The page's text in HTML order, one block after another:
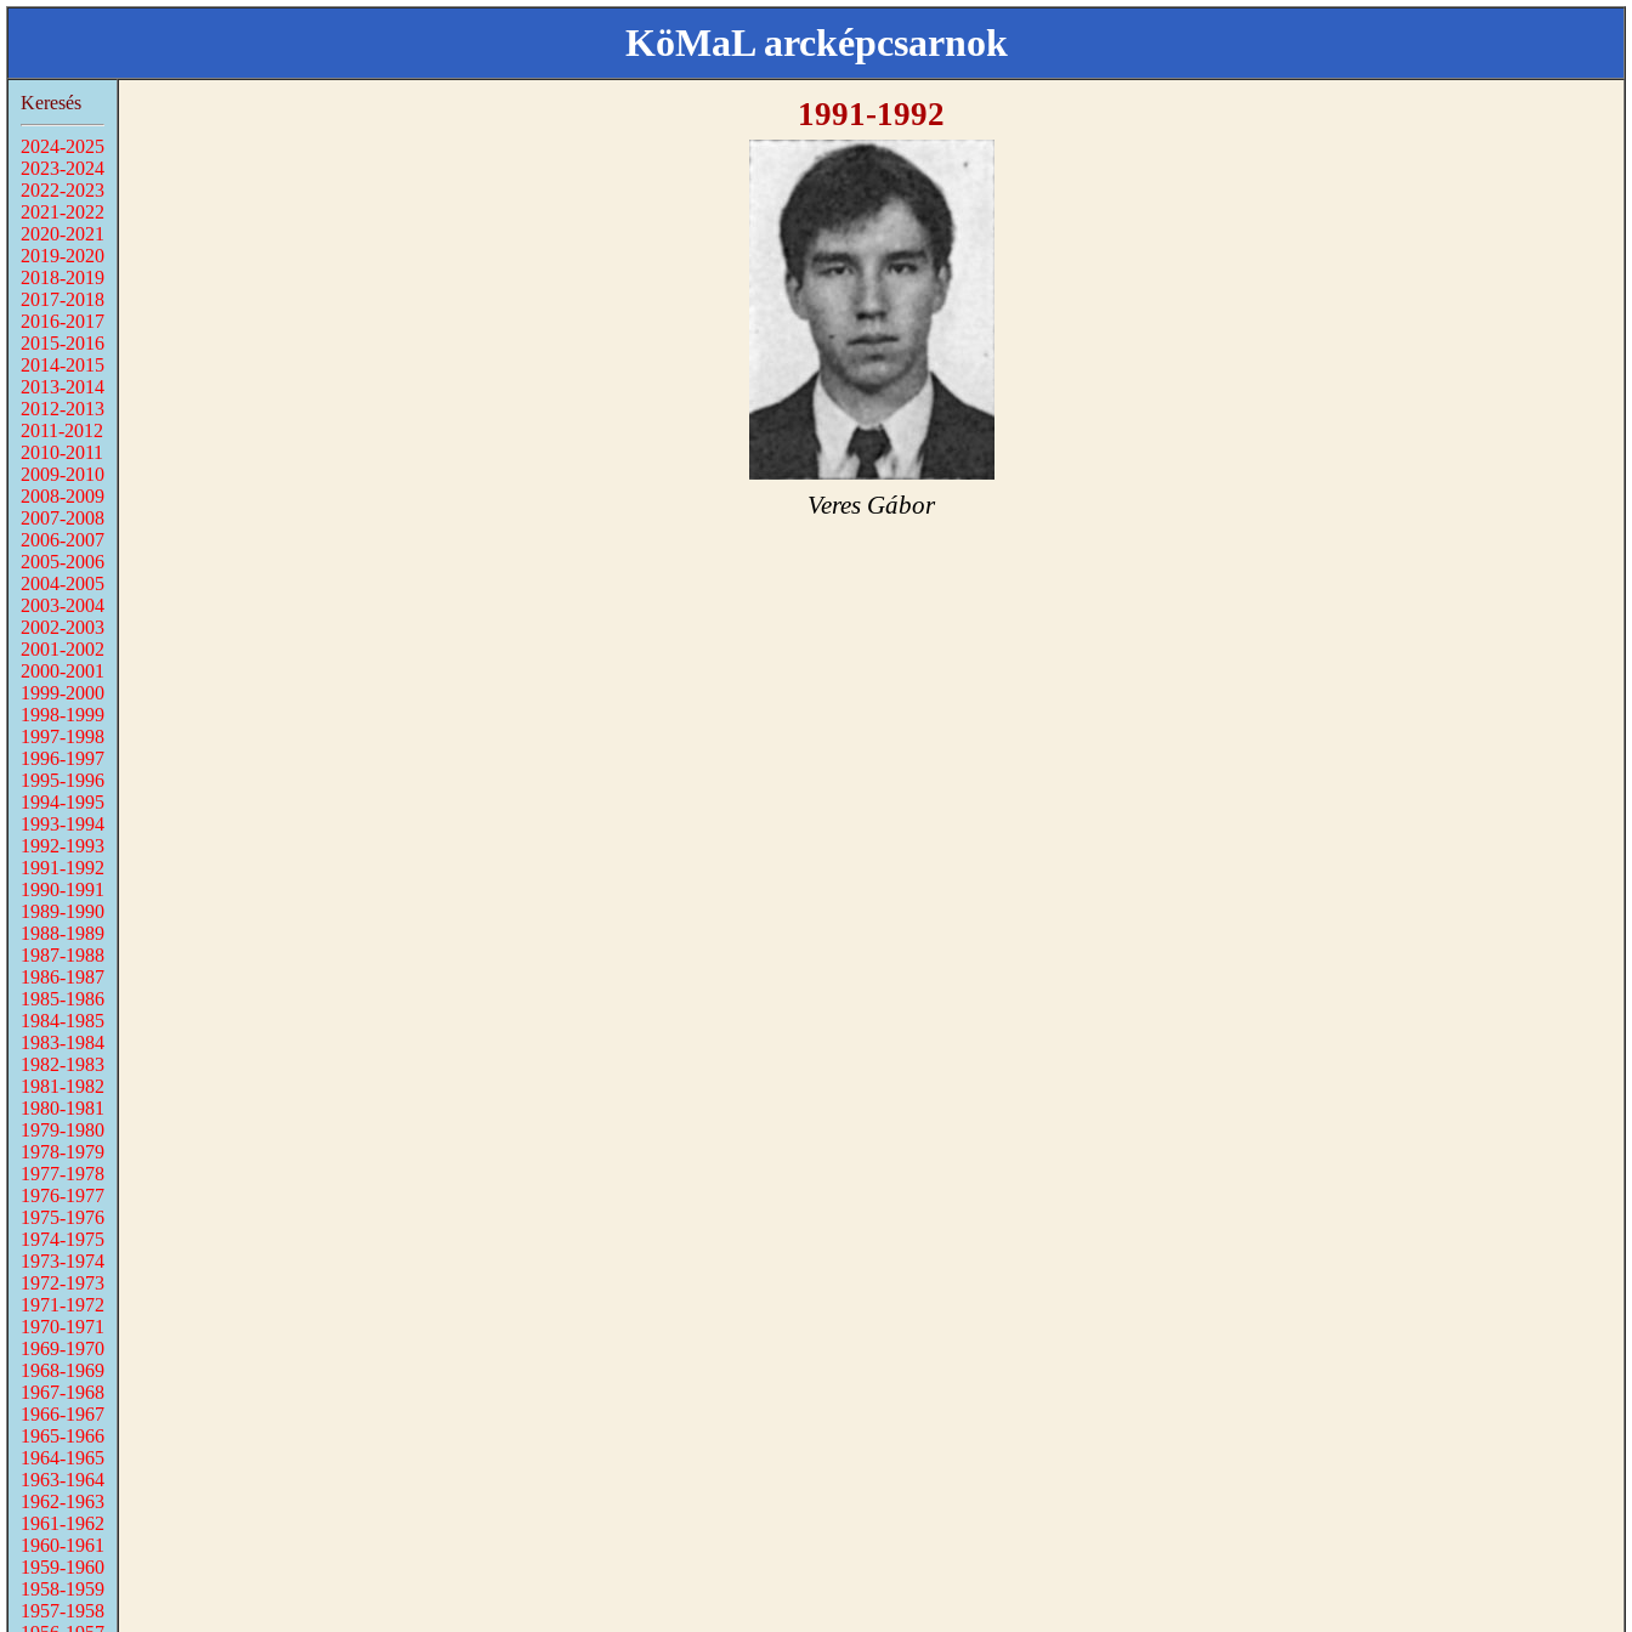
KöMaL arcképcsarnok
Keresés
2024-2025
2023-2024
2022-2023
2021-2022
2020-2021
2019-2020
2018-2019
2017-2018
2016-2017
2015-2016
2014-2015
2013-2014
2012-2013
2011-2012
2010-2011
2009-2010
2008-2009
2007-2008
2006-2007
2005-2006
2004-2005
2003-2004
2002-2003
2001-2002
2000-2001
1999-2000
1998-1999
1997-1998
1996-1997
1995-1996
1994-1995
1993-1994
1992-1993
1991-1992
1990-1991
1989-1990
1988-1989
1987-1988
1986-1987
1985-1986
1984-1985
1983-1984
1982-1983
1981-1982
1980-1981
1979-1980
1978-1979
1977-1978
1976-1977
1975-1976
1974-1975
1973-1974
1972-1973
1971-1972
1970-1971
1969-1970
1968-1969
1967-1968
1966-1967
1965-1966
1964-1965
1963-1964
1962-1963
1961-1962
1960-1961
1959-1960
1958-1959
1957-1958
1991-1992
Veres Gábor